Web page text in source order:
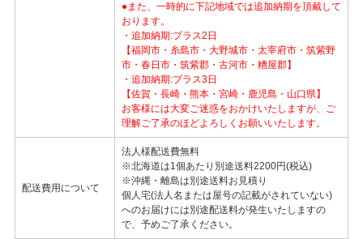
●また、一時的に下記地域では追加納期を頂戴して
おります。
・追加納期:プラス2日
【福岡市・糸島市・大野城市・太宰府市・筑紫野
市・春日市・筑紫郡・古河市・糟屋郡】
・追加納期:プラス3日
【佐賀・長崎・熊本・宮崎・鹿児島・山口県】
お客様には大変ご迷惑をおかけいたしますが、ご
理解ご了承のほどよろしくお願いいたします。
配送費用について
法人様配送費無料
※北海道は1個あたり別途送料2200円(税込)
※沖縄・離島は別途送料お見積り
個人宅(法人名または屋号の記載がされていない)
へのお届けには別途配送料が発生いたしますの
で、予めご了承ください。